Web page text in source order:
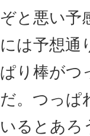
ぞと悪い予
には予想通
ぱり棒がつ
だ。つっぱ
いるとあろ